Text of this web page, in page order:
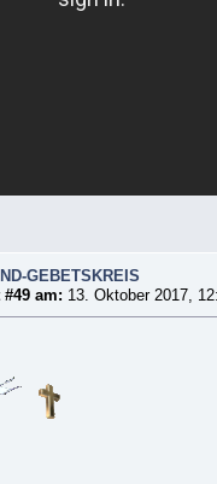
GEBETSKREIS
am: 13. Oktober 2017,